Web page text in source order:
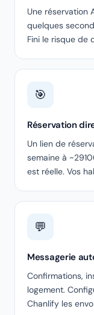
Une réservation
quelques
Fini le risque de
🎯
Réservation
Un lien de
semaine à
est réelle. Vos
💬
Messagerie
Confirmations,
logement.
Chanlify les